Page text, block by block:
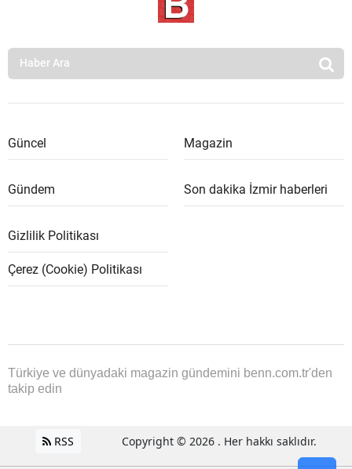
Güncel Magazin
Gündem Son dakika İzmir haberleri
Gizlilik Politikası
Çerez (Cookie) Politikası
Türkiye ve dünyadaki magazin gündemini benn.com.tr'den
takip edin
RSS Copyright © 2026 . Her hakkı saklıdır.